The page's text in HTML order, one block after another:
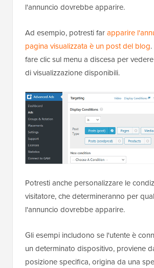
l'annuncio dovrebbe apparire.
Ad esempio, potresti farapparire
pagina visualizzata è un post del blog
fare clic sul menu a discesa per
di visualizzazione disponibili.
Potresti anche personalizzare le
visitatore, che determineranno per
l'annuncio dovrebbe apparire.
Gli esempi includono se l'utente è
un determinato dispositivo, proviene
posizione specifica, origina da una